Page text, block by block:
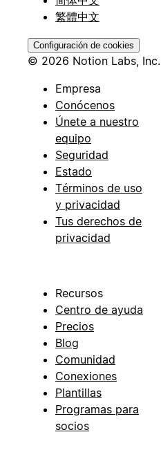
繁體中文
Configuración de cookies
© 2026 Notion Labs, Inc.
Empresa
Conócenos
Únete a nuestro
equipo
Seguridad
Estado
Términos de uso
y privacidad
Tus derechos de
privacidad
Recursos
Centro de ayuda
Precios
Blog
Comunidad
Conexiones
Plantillas
Programas para
socios